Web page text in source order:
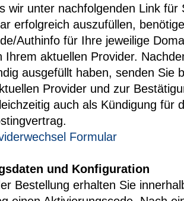
wir unter nachfolgenden Link für
erfolgreich auszufüllen,
Authinfo für Ihre jeweilige
Ihrem aktuellen Provider.
ausgefüllt haben, senden Sie
Provider und zur
auch als Kündigung für
Formular
und Konfiguration
Bestellung erhalten Sie